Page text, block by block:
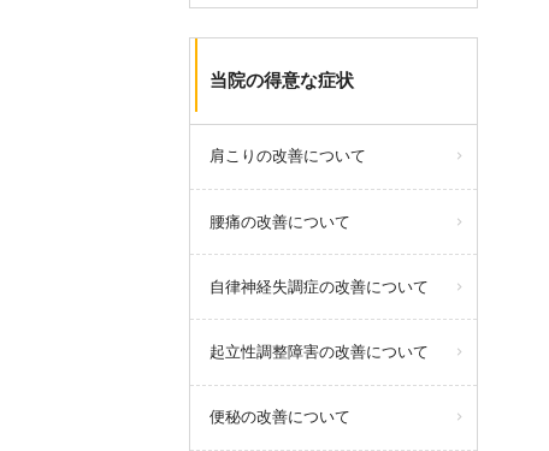
当院の得意な症状
肩こりの改善について
腰痛の改善について
自律神経失調症の改善について
起立性調整障害の改善について
便秘の改善について